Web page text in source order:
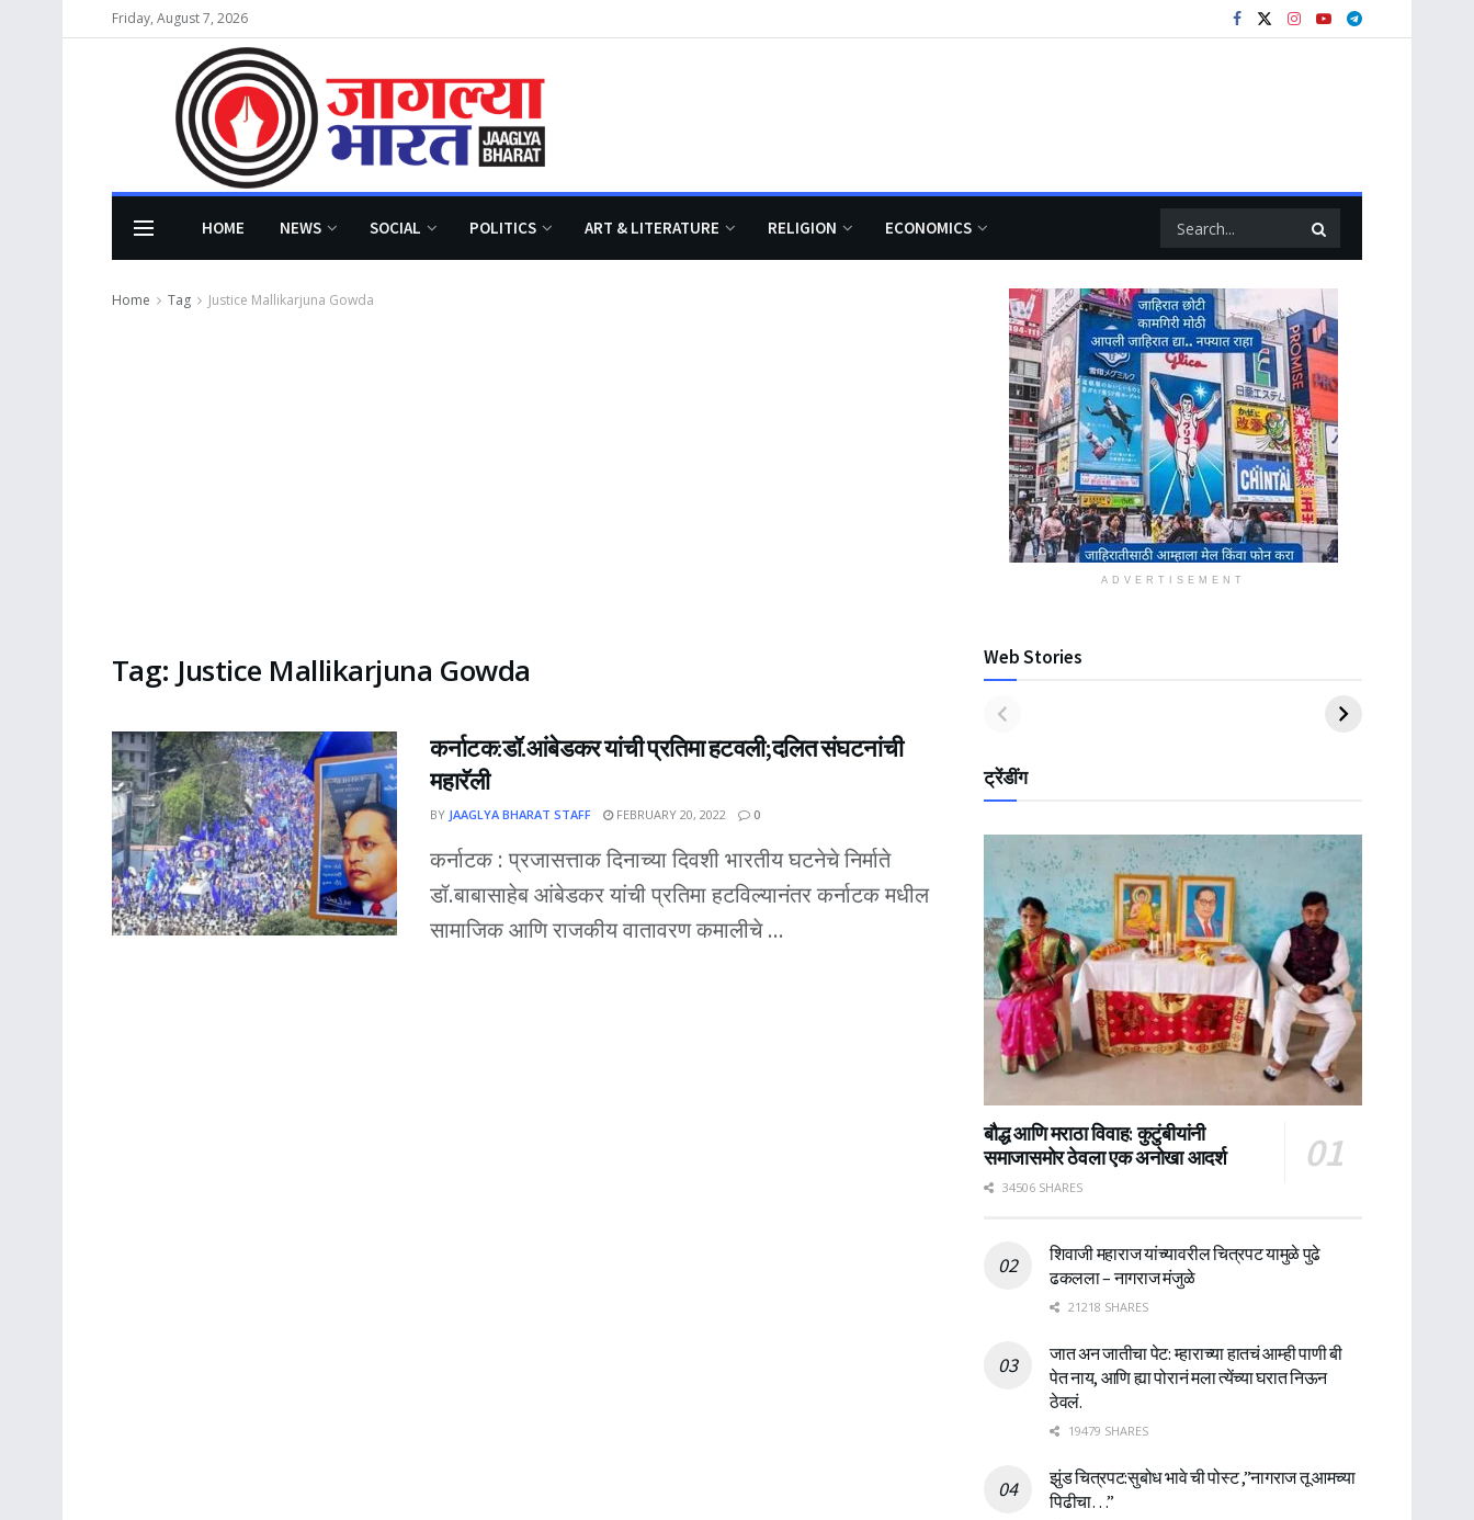
Friday, August 7, 2026
HOME NEWS SOCIAL POLITICS ART & LITERATURE RELIGION ECONOMICS
Home Tag Justice Mallikarjuna Gowda
Tag: Justice Mallikarjuna Gowda
कर्नाटक:डॉ.आंबेडकर यांची प्रतिमा हटवली;दलित संघटनांची
महारॅली
BY JAAGLYA BHARAT STAFF FEBRUARY 20, 2022 0
कर्नाटक : प्रजासत्ताक दिनाच्या दिवशी भारतीय घटनेचे निर्माते
डॉ.बाबासाहेब आंबेडकर यांची प्रतिमा हटविल्यानंतर कर्नाटक मधील
सामाजिक आणि राजकीय वातावरण कमालीचे ...
ADVERTISEMENT
Web Stories
ट्रेंडींग
बौद्ध आणि मराठा विवाह: कुटुंबीयांनी
समाजासमोर ठेवला एक अनोखा आदर्श
34506 SHARES
शिवाजी महाराज यांच्यावरील चित्रपट यामुळे पुढे
ढकलला – नागराज मंजुळे
21218 SHARES
जात अन जातीचा पेट: म्हाराच्या हातचं आम्ही पाणी बी
पेत नाय, आणि ह्या पोरानं मला त्येंच्या घरात निऊन
ठेवलं.
19479 SHARES
झुंड चित्रपट:सुबोध भावे ची पोस्ट ,”नागराज तू आमच्या
पिढीचा…”